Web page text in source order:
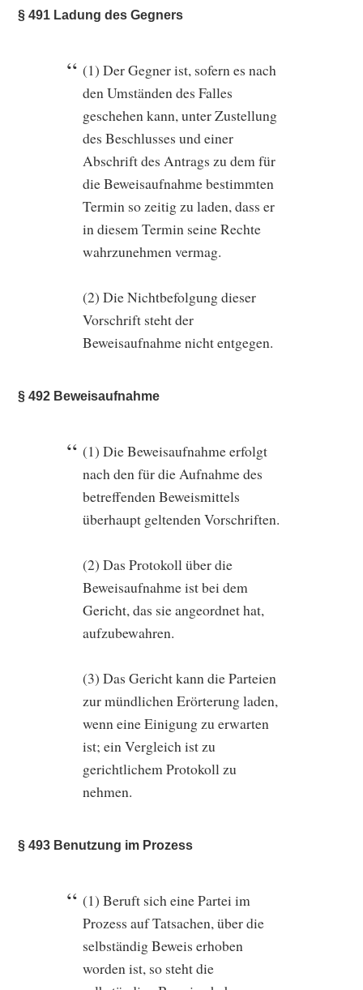
§ 491 Ladung des Gegners
(1) Der Gegner ist, sofern es nach
den Umständen des Falles
geschehen kann, unter Zustellung
des Beschlusses und einer
Abschrift des Antrags zu dem für
die Beweisaufnahme bestimmten
Termin so zeitig zu laden, dass er
in diesem Termin seine Rechte
wahrzunehmen vermag.
(2) Die Nichtbefolgung dieser
Vorschrift steht der
Beweisaufnahme nicht entgegen.
§ 492 Beweisaufnahme
(1) Die Beweisaufnahme erfolgt
nach den für die Aufnahme des
betreffenden Beweismittels
überhaupt geltenden Vorschriften.
(2) Das Protokoll über die
Beweisaufnahme ist bei dem
Gericht, das sie angeordnet hat,
aufzubewahren.
(3) Das Gericht kann die Parteien
zur mündlichen Erörterung laden,
wenn eine Einigung zu erwarten
ist; ein Vergleich ist zu
gerichtlichem Protokoll zu
nehmen.
§ 493 Benutzung im Prozess
(1) Beruft sich eine Partei im
Prozess auf Tatsachen, über die
selbständig Beweis erhoben
worden ist, so steht die